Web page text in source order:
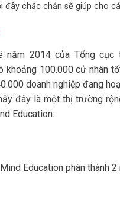
đây chắc chắn sẽ giúp cho
năm 2014 của Tổng cục
khoảng 100.000 cử nhân
doanh nghiệp đang
đây là một thị trường
Education.
Education phân thành